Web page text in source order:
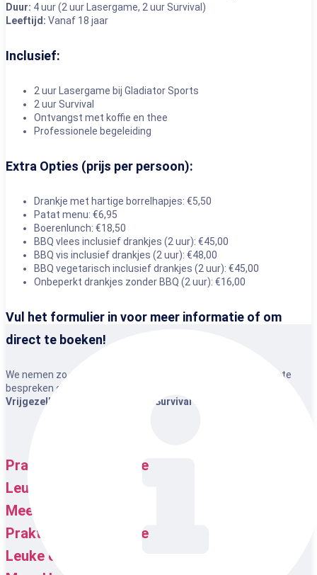
Duur: 4 uur (2 uur Lasergame, 2 uur Survival)
Leeftijd: Vanaf 18 jaar
Inclusief:
2 uur Lasergame bij Gladiator Sports
2 uur Survival
Ontvangst met koffie en thee
Professionele begeleiding
Extra Opties (prijs per persoon):
Drankje met hartige borrelhapjes: €5,50
Patat menu: €6,95
Boerenlunch: €18,50
BBQ vlees inclusief drankjes (2 uur): €45,00
BBQ vis inclusief drankjes (2 uur): €48,00
BBQ vegetarisch inclusief drankjes (2 uur): €45,00
Onbeperkt drankjes zonder BBQ (2 uur): €16,00
Vul het formulier in voor meer informatie of om
direct te boeken!
We nemen zo snel mogelijk contact met je op om alle details te
bespreken en ervoor te zorgen dat dit een fantastisch
Vrijgezellenfeest Lasergame & Survival
Praktische informatie
Leuke extra's
Meer Horeca
Praktische informatie
Leuke extra's